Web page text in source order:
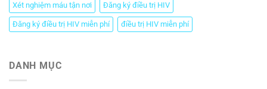
Xét nghiệm máu tận nơi Đăng ký điều trị HIV
Đăng ký điều trị HIV miễn phí điều trị HIV miễn phí
DANH MỤC